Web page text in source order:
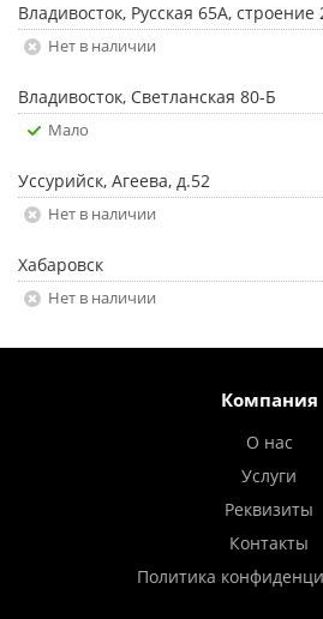
Владивосток, Русская 65А, строение
Нет в наличии
Владивосток, Светланская 80-Б
Мало
Уссурийск, Агеева, д.52
Нет в наличии
Хабаровск
Нет в наличии
Компания
О нас
Услуги
Реквизиты
Контакты
Политика